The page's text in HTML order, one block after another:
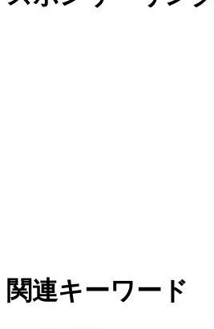
関連キーワード